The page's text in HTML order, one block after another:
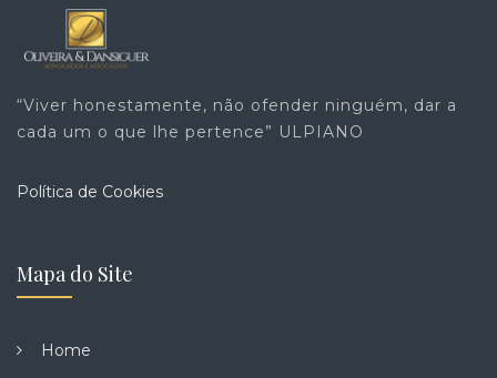
“Viver honestamente, não ofender ninguém, dar a
cada um o que lhe pertence” ULPIANO
Política de Cookies
Mapa do Site
Home